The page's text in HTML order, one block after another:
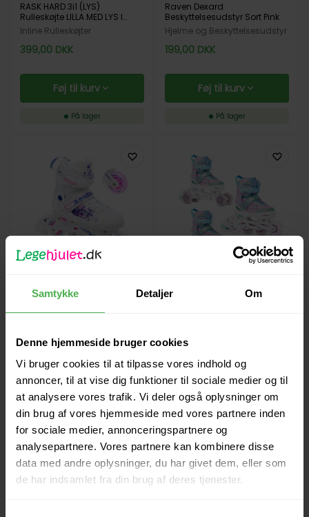
Samtykke Detaljer Om
Denne hjemmeside bruger cookies
Vi bruger cookies til at tilpasse vores indhold og
annoncer, til at vise dig funktioner til sociale medier og til
at analysere vores trafik. Vi deler også oplysninger om
din brug af vores hjemmeside med vores partnere inden
for sociale medier, annonceringspartnere og
analysepartnere. Vores partnere kan kombinere disse
data med andre oplysninger, du har givet dem, eller som
de har indsamlet fra din brug af deres tjenester.
RASK HARD 3i1 (LYS)
Rulleskøjte LILLA MED LYS I
HJULENE
Inline Rulleskøjter
399,00 DKK
Føj til kurv
På lager
Raven Dexard
Beskyttelsesudstyr Sort Pink
Hjelme og Beskyttelsesudstyr
199,00 DKK
Føj til kurv
På lager
LYS i hjul
Føj til kurv
På lager
med LYS i forhjul
Føj til kurv
På lager